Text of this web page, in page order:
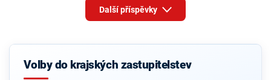
Další příspěvky
Volby do krajských zastupitelstev